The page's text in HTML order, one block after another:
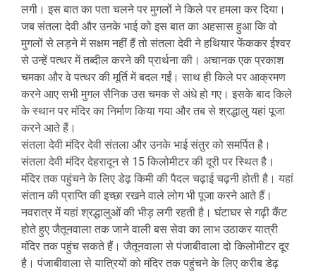
लगी। इस बात का पता चलने पर मुगलों ने किले पर हमला कर दिया।
जब संतला देवी और उनके भाई को इस बात का अहसास हुआ कि वो
मुगलों से लड़ने में सक्षम नहीं हैं तो संतला देवी ने हथियार फेंककर ईश्वर
से उन्हें पत्थर में तब्दील करने की प्रार्थना की। अचानक एक प्रकाश
चमका और वे पत्थर की मूर्ति में बदल गईं। साथ ही किले पर आक्रमण
करने आए सभी मुगल सैनिक उस चमक से अंधे हो गए। इसके बाद किले
के स्थान पर मंदिर का निर्माण किया गया और तब से श्रद्धालु यहां पूजा
करने आते हैं।
संतला देवी मंदिर देवी संतला और उनके भाई संतुर को समर्पित है।
संतला देवी मंदिर देहरादून से 15 किलोमीटर की दूरी पर स्थित है।
मंदिर तक पहुंचने के लिए डेढ़ किमी की पैदल चढ़ाई चढ़नी होती है। यहां
संतान की प्राप्ति की इच्छा रखने वाले लोग भी पूजा करने आते हैं।
नवरात्र में यहां श्रद्धालुओं की भीड़ लगी रहती है। घंटाघर से गढ़ी कैंट
होते हुए जैतूनवाला तक जाने वाली बस सेवा का लाभ उठाकर यात्री
मंदिर तक पहुंच सकते हैं। जैतूनवाला से पंजाबीवाला दो किलोमीटर दूर
है। पंजाबीवाला से यात्रियों को मंदिर तक पहुंचने के लिए करीब डेढ़